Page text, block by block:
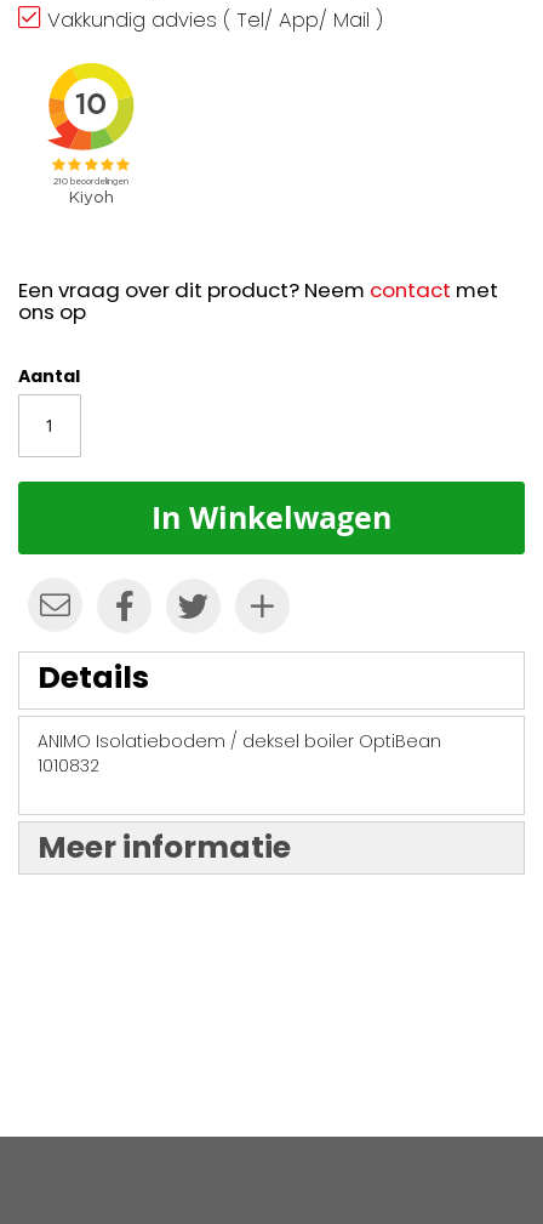
Vakkundig advies ( Tel/ App/ Mail )
Een vraag over dit product? Neem contact met
ons op
Aantal
In Winkelwagen
Details
ANIMO Isolatiebodem / deksel boiler OptiBean
1010832
Meer informatie